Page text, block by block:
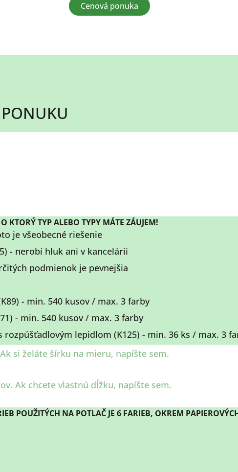
Cenová ponuka
KTORÝ TYP ALEBO TYPY MÁTE ZÁUJEM!
je všeobecné riešenie
- nerobí hluk ani v kancelárii
podmienok je pevnejšia
- min. 540 kusov / max. 3 farby
- min. 540 kusov / max. 3 farby
rozpúšťadlovým lepidlom (K125) - min. 36 ks / max. 3
POUŽITÝCH NA POTLAČ JE 6 FARIEB, OKREM